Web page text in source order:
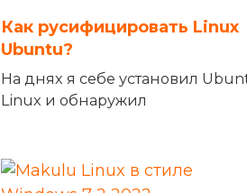
Как русифицировать Linux
Ubuntu?
На днях я себе установил
Linux и обнаружил